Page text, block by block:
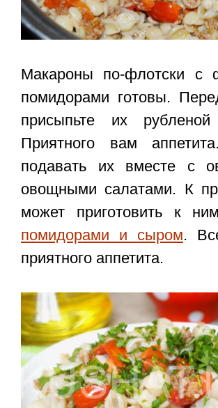
Макароны по-флотски с
помидорами готовы.
присыпьте их
Приятного вам
подавать их вместе с
овощными салатами. К
может приготовить к
помидорами и сыром.
приятного аппетита.